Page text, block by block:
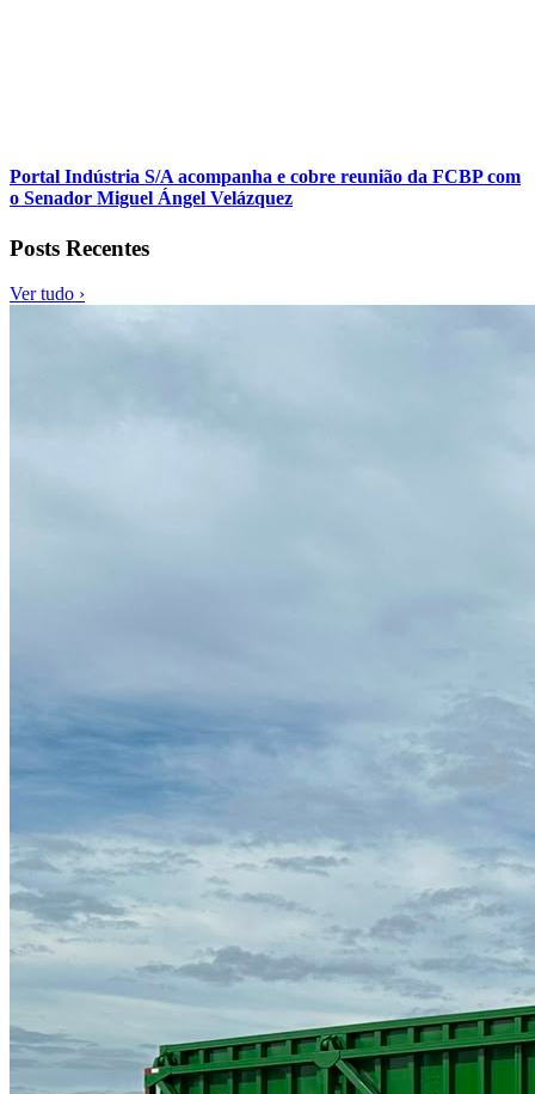
Portal Indústria S/A acompanha e cobre reunião da FCBP com
o Senador Miguel Ángel Velázquez
Posts Recentes
Ver tudo ›